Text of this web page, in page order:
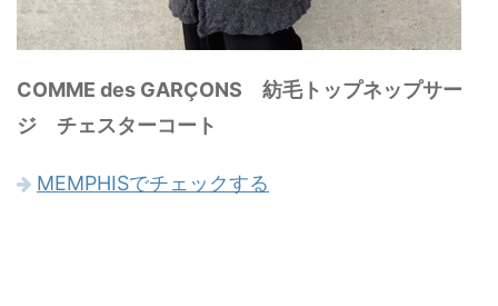
COMME des GARÇONS 紡毛トップネップサー
ジ チェスターコート
MEMPHISでチェックする